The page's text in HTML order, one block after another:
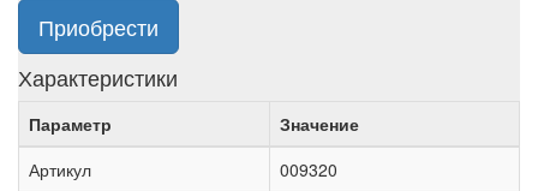
Приобрести
Характеристики
Параметр
Значение
Артикул
009320